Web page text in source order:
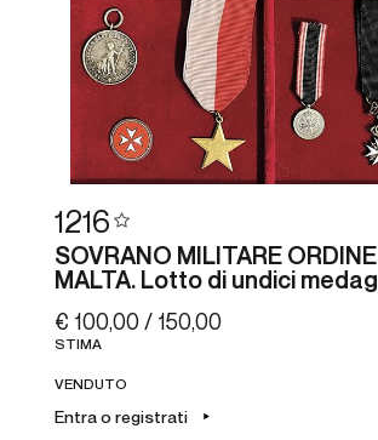
1216
SOVRANO MILITARE
MALTA. Lotto di undici
€ 100,00 / 150,00
STIMA
VENDUTO
Entra o registrati